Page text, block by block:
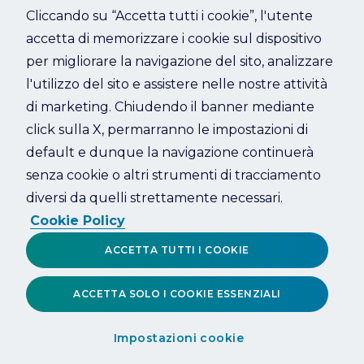
Refresh
Cliccando su “Accetta tutti i cookie”, l'utente
accetta di memorizzare i cookie sul dispositivo
per migliorare la navigazione del sito, analizzare
l'utilizzo del sito e assistere nelle nostre attività
di marketing. Chiudendo il banner mediante
click sulla X, permarranno le impostazioni di
default e dunque la navigazione continuerà
senza cookie o altri strumenti di tracciamento
diversi da quelli strettamente necessari.
Cookie Policy
Impostazioni cookie
ACCETTA SOLO I COOKIE ESSENZIALI
ACCETTA TUTTI I COOKIE